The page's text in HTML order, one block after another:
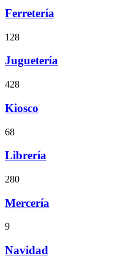
Ferretería
128
Juguetería
428
Kiosco
68
Librería
280
Mercería
9
Navidad